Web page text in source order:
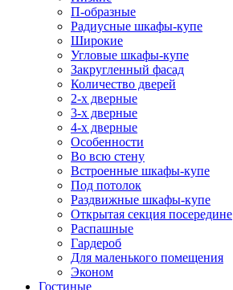
П-образные
Радиусные шкафы-купе
Широкие
Угловые шкафы-купе
Закругленный фасад
Количество дверей
2-х дверные
3-х дверные
4-х дверные
Особенности
Во всю стену
Встроенные шкафы-купе
Под потолок
Раздвижные шкафы-купе
Открытая секция посередине
Распашные
Гардероб
Для маленького помещения
Эконом
Гостиные